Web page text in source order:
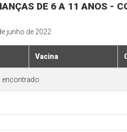
DE 6 A 11 ANOS -
junho de 2022
Vacina